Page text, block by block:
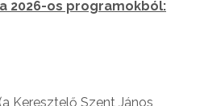
2026-os programokból:
Keresztelő Szent János